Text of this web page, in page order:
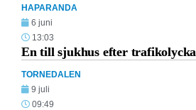
HAPARANDA
6 juni
13:03
En till sjukhus efter trafikolycka
TORNEDALEN
9 juli
09:49